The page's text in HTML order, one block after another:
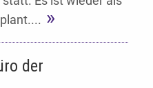
der